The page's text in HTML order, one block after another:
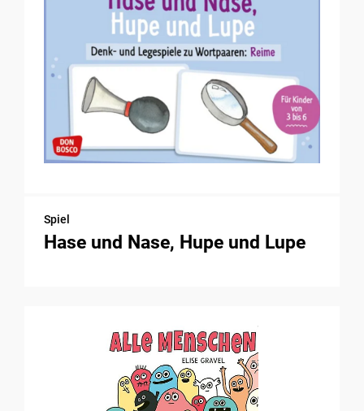
Spiel
Hase und Nase, Hupe und Lupe